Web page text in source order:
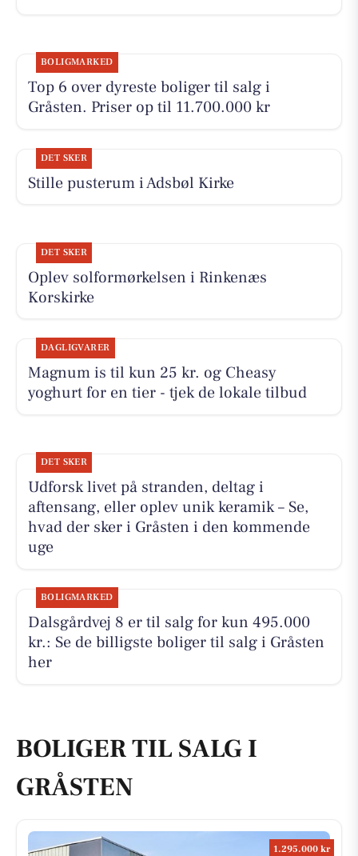
BOLIGMARKED
Top 6 over dyreste boliger til salg i
Gråsten. Priser op til 11.700.000 kr
DET SKER
Stille pusterum i Adsbøl Kirke
DET SKER
Oplev solformørkelsen i Rinkenæs
Korskirke
DAGLIGVARER
Magnum is til kun 25 kr. og Cheasy
yoghurt for en tier - tjek de lokale tilbud
DET SKER
Udforsk livet på stranden, deltag i
aftensang, eller oplev unik keramik – Se,
hvad der sker i Gråsten i den kommende
uge
BOLIGMARKED
Dalsgårdvej 8 er til salg for kun 495.000
kr.: Se de billigste boliger til salg i Gråsten
her
BOLIGER TIL SALG I
GRÅSTEN
1.295.000 kr